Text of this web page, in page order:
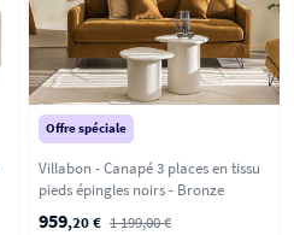
Offre spéciale
Villabon - Canapé 3 places en tissu
pieds épingles noirs - Bronze
959,20 € 1 199,00 €